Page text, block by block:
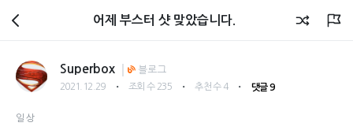
회원광장
어제 부스터 샷 맞았습니다.
Superbox 블로그
2021.12.29 ・ 조회 수 235 ・ 추천 수 4 ・ 댓글 9
일상